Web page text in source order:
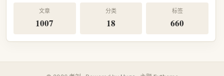
文章
1007
分类
18
标签
660